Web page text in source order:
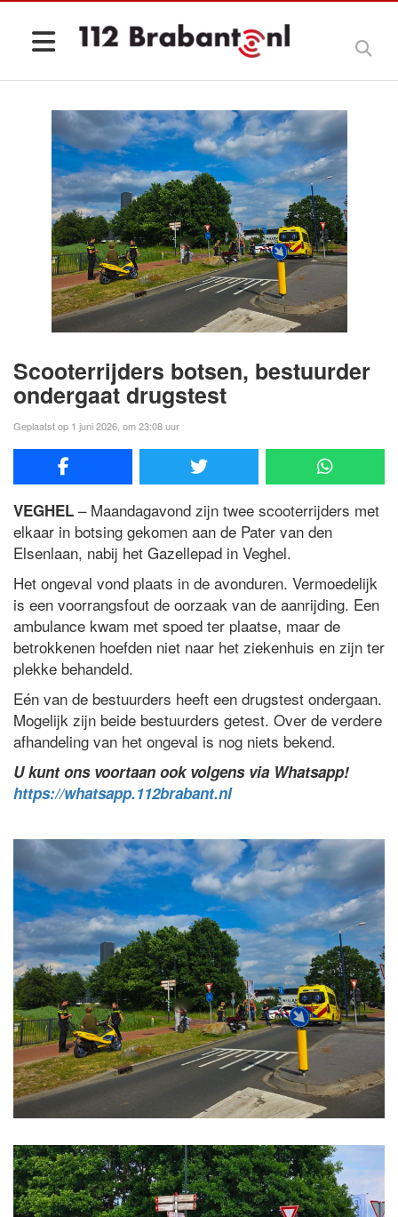
Scooterrijders botsen, bestuurder
ondergaat drugstest
Geplaatst op 1 juni 2026, om 23:08 uur
VEGHEL – Maandagavond zijn twee scooterrijders met
elkaar in botsing gekomen aan de Pater van den
Elsenlaan, nabij het Gazellepad in Veghel.
Het ongeval vond plaats in de avonduren. Vermoedelijk
is een voorrangsfout de oorzaak van de aanrijding. Een
ambulance kwam met spoed ter plaatse, maar de
betrokkenen hoefden niet naar het ziekenhuis en zijn ter
plekke behandeld.
Eén van de bestuurders heeft een drugstest ondergaan.
Mogelijk zijn beide bestuurders getest. Over de verdere
afhandeling van het ongeval is nog niets bekend.
U kunt ons voortaan ook volgens via Whatsapp!
https://whatsapp.112brabant.nl